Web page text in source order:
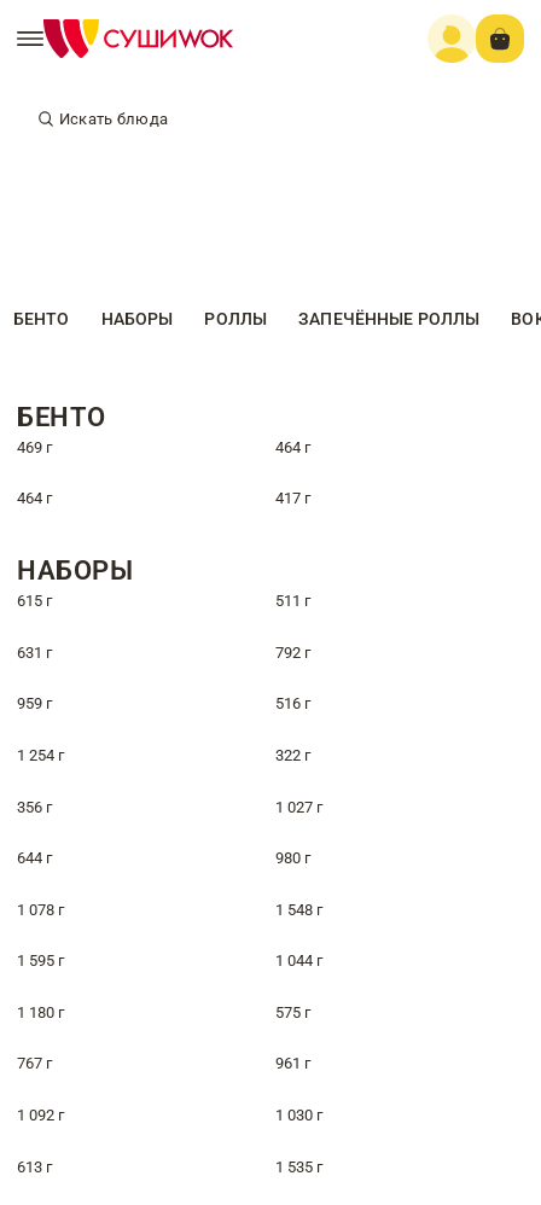
Искать блюда
БЕНТО НАБОРЫ РОЛЛЫ ЗАПЕЧЁННЫЕ РОЛЛЫ
БЕНТО
469 г 464 г
464 г 417 г
НАБОРЫ
615 г 511 г
631 г 792 г
959 г 516 г
1 254 г 322 г
356 г 1 027 г
644 г 980 г
1 078 г 1 548 г
1 595 г 1 044 г
1 180 г 575 г
767 г 961 г
1 092 г 1 030 г
613 г 1 535 г